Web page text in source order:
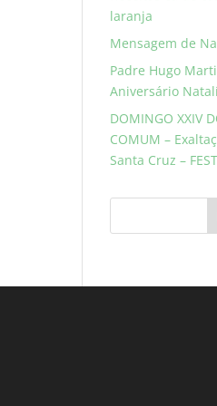
laranja
Mensagem de
Padre Hugo
Aniversário
DOMINGO XXIV
COMUM –
Santa Cruz –